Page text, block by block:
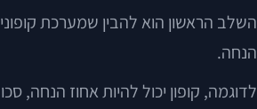
השלב הראשון הוא להבין שמערכת
הנחה.
לדוגמה, קופון יכול להיות אחוז הנחה,